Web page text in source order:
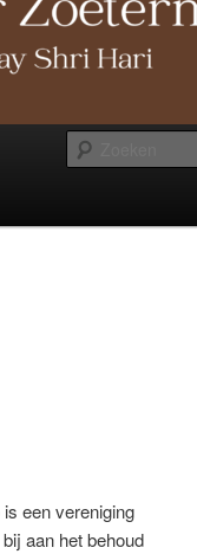
is een vereniging
aan het behoud